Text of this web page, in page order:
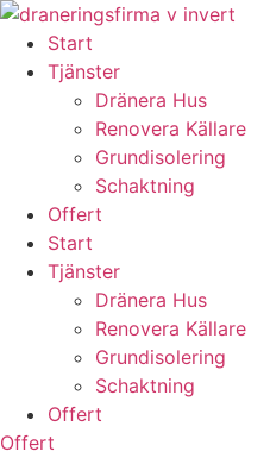
Skip
content
Start
Tjänster
Dränera Hus
Renovera Källare
Grundisolering
Schaktning
Offert
Start
Tjänster
Dränera Hus
Renovera Källare
Grundisolering
Schaktning
Offert
Offert